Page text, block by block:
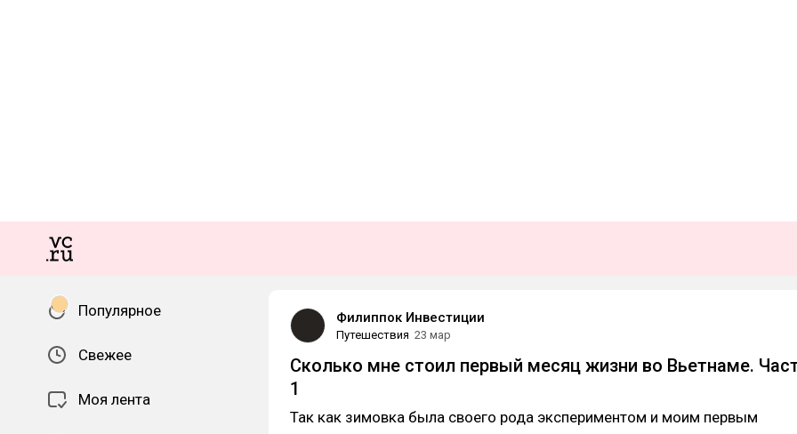
Популярное
Свежее
Моя лента
Филиппок Инвестиции
Путешествия 23 мар
Сколько мне стоил первый месяц жизни во Вьетнаме.
1
Так как зимовка была своего рода экспериментом и моим первым